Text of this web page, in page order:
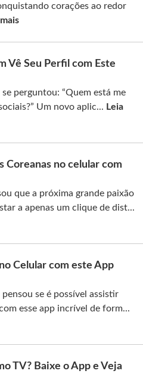
corações ao redor
Vê Seu Perfil com Este
perguntou: “Quem está me
Um novo aplic... Leia
Coreanas no celular com
que a próxima grande paixão
a apenas um clique de dist...
Celular com este App
se é possível assistir
esse app incrível de form...
TV? Baixe o App e Veja